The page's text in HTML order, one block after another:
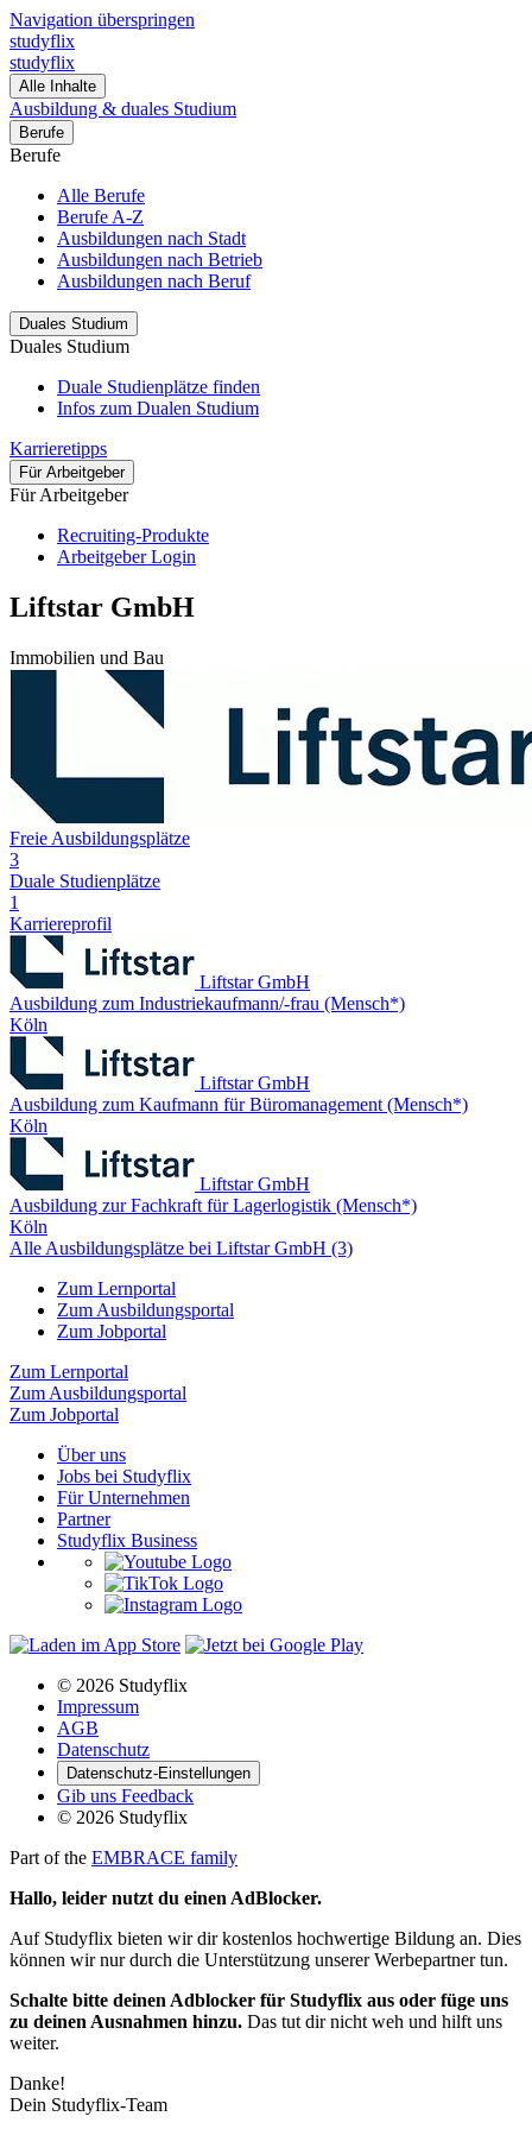
Navigation überspringen
studyflix
studyflix
Alle Inhalte
Ausbildung & duales Studium
Berufe
Berufe
Alle Berufe
Berufe A-Z
Ausbildungen nach Stadt
Ausbildungen nach Betrieb
Ausbildungen nach Beruf
Duales Studium
Duales Studium
Duale Studienplätze finden
Infos zum Dualen Studium
Karrieretipps
Für Arbeitgeber
Für Arbeitgeber
Recruiting-Produkte
Arbeitgeber Login
Liftstar GmbH
Immobilien und Bau
Freie Ausbildungsplätze
3
Duale Studienplätze
1
Karriereprofil
Liftstar GmbH
Ausbildung zum Industriekaufmann/-frau (Mensch*)
Köln
Liftstar GmbH
Ausbildung zum Kaufmann für Büromanagement (Mensch*)
Köln
Liftstar GmbH
Ausbildung zur Fachkraft für Lagerlogistik (Mensch*)
Köln
Alle Ausbildungsplätze bei Liftstar GmbH (3)
Zum Lernportal
Zum Ausbildungsportal
Zum Jobportal
Zum Lernportal
Zum Ausbildungsportal
Zum Jobportal
Über uns
Jobs bei Studyflix
Für Unternehmen
Partner
Studyflix Business
© 2026 Studyflix
Impressum
AGB
Datenschutz
Datenschutz-Einstellungen
Gib uns Feedback
© 2026 Studyflix
Part of the EMBRACE family
Hallo, leider nutzt du einen AdBlocker.
Auf Studyflix bieten wir dir kostenlos hochwertige Bildung an. Dies
können wir nur durch die Unterstützung unserer Werbepartner tun.
Schalte bitte deinen Adblocker für Studyflix aus oder füge uns
zu deinen Ausnahmen hinzu. Das tut dir nicht weh und hilft uns
weiter.
Danke!
Dein Studyflix-Team